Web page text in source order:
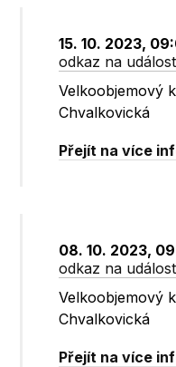
15. 10. 2023,
odkaz na událost
Velkoobjemový
Chvalkovická
Přejít na více
08. 10. 2023,
odkaz na událost
Velkoobjemový
Chvalkovická
Přejít na více